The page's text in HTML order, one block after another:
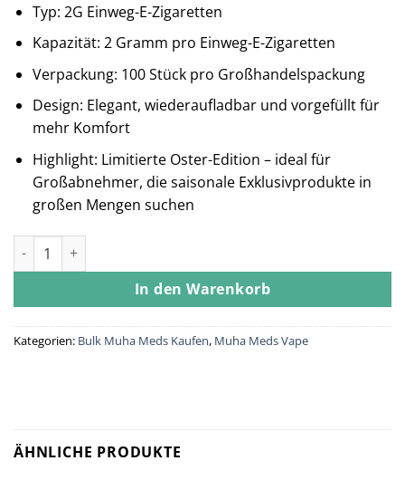
Typ: 2G Einweg-E-Zigaretten
Kapazität: 2 Gramm pro Einweg-E-Zigaretten
Verpackung: 100 Stück pro Großhandelspackung
Design: Elegant, wiederaufladbar und vorgefüllt für
mehr Komfort
Highlight: Limitierte Oster-Edition – ideal für
Großabnehmer, die saisonale Exklusivprodukte in
großen Mengen suchen
Muha Meds 2G Disposable EASTER Wholesale Edition – 100
In den Warenkorb
Kategorien: Bulk Muha Meds Kaufen, Muha Meds Vape
ÄHNLICHE PRODUKTE